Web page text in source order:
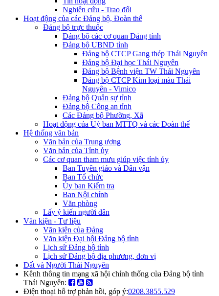
Nghiên cứu - Trao đổi
Hoạt động của các Đảng bộ, Đoàn thể
Đảng bộ trực thuộc
Đảng bộ các cơ quan Đảng tỉnh
Đảng bộ UBND tỉnh
Đảng bộ CTCP Gang thép Thái Nguyên
Đảng bộ Đại học Thái Nguyên
Đảng bộ Bệnh viện TW Thái Nguyên
Đảng bộ CTCP Kim loại màu Thái
Nguyên - Vimico
Đảng bộ Quân sự tỉnh
Đảng bộ Công an tỉnh
Các Đảng bộ Phường, Xã
Hoạt động của Uỷ ban MTTQ và các Đoàn thể
Hệ thống văn bản
Văn bản của Trung ương
Văn bản của Tỉnh ủy
Các cơ quan tham mưu giúp việc tỉnh ủy
Ban Tuyên giáo và Dân vận
Ban Tổ chức
Ủy ban Kiểm tra
Ban Nội chính
Văn phòng
Lấy ý kiến người dân
Văn kiện - Tư liệu
Văn kiện của Đảng
Văn kiện Đại hội Đảng bộ tỉnh
Lịch sử Đảng bộ tỉnh
Lịch sử Đảng bộ địa phương, đơn vị
Đất và Người Thái Nguyên
Kênh thông tin mạng xã hội chính thống của Đảng bộ tỉnh
Thái Nguyên:
Điện thoại hỗ trợ phản hồi, góp ý:0208.3855.529